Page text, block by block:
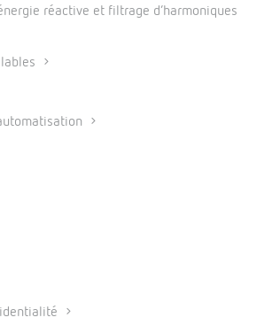
réactive et filtrage d’harmoniques